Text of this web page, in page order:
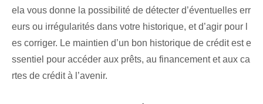
ela vous donne la possibilité de détecter d’éventuelles err
eurs ou irrégularités dans votre historique, et d’agir pour l
es corriger. Le maintien d’un bon historique de crédit est e
ssentiel pour accéder aux prêts, au financement et aux ca
rtes de crédit à l’avenir.